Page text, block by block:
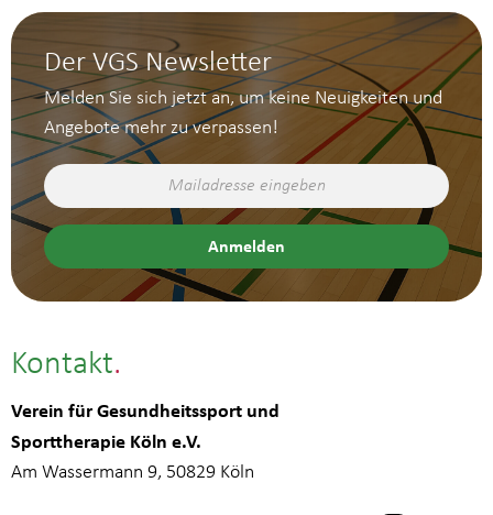
Der VGS Newsletter
Melden Sie sich jetzt an, um keine Neuigkeiten und
Angebote mehr zu verpassen!
Kontakt
Verein für Gesundheitssport und
Sporttherapie Köln e.V.
Am Wassermann 9, 50829 Köln